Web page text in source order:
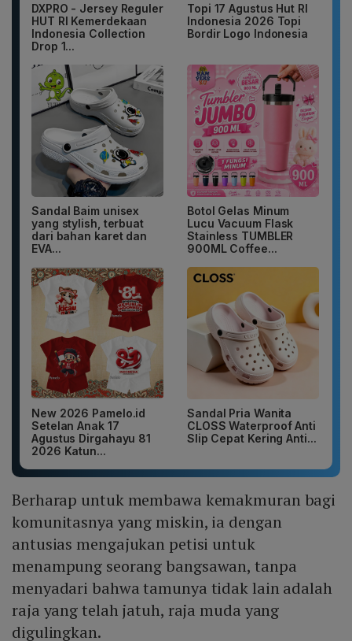
DXPRO - Jersey Reguler
HUT RI Kemerdekaan
Indonesia Collection
Drop 1...
Topi 17 Agustus Hut RI
Indonesia 2026 Topi
Bordir Logo Indonesia
Sandal Baim unisex
yang stylish, terbuat
dari bahan karet dan
EVA...
Botol Gelas Minum
Lucu Vacuum Flask
Stainless TUMBLER
900ML Coffee...
New 2026 Pamelo.id
Setelan Anak 17
Agustus Dirgahayu 81
2026 Katun...
Sandal Pria Wanita
CLOSS Waterproof Anti
Slip Cepat Kering Anti...
Berharap untuk membawa kemakmuran bagi
komunitasnya yang miskin, ia dengan
antusias mengajukan petisi untuk
menampung seorang bangsawan, tanpa
menyadari bahwa tamunya tidak lain adalah
raja yang telah jatuh, raja muda yang
digulingkan.